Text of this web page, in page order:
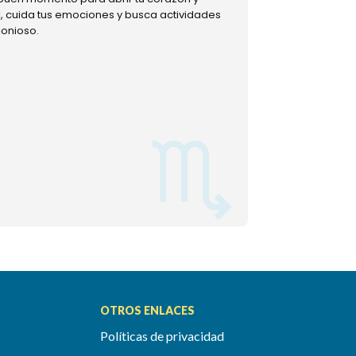
cuida tus emociones y busca actividades
OTROS ENLACES
Políticas de privacidad